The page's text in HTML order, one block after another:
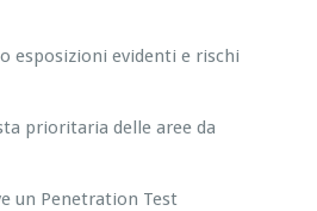
esposizioni evidenti e rischi
prioritaria delle aree da
un Penetration Test